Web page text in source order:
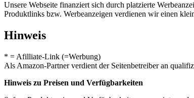
Unsere Webseite finanziert sich durch platzierte
Produktlinks bzw. Werbeanzeigen verdienen wir einen
Hinweis
* = Afilliate-Link (=Werbung)
Als Amazon-Partner verdient der Seitenbetreiber an
Hinweis zu Preisen und Verfügbarkeiten